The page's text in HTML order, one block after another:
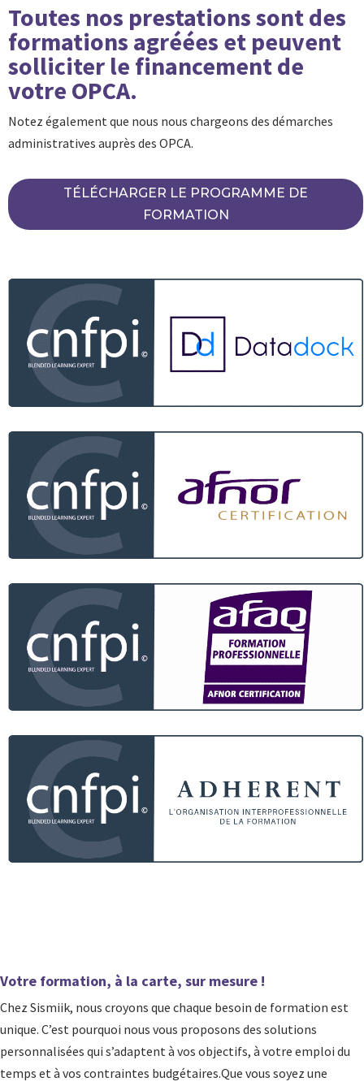
Toutes nos prestations sont des
formations agréées et peuvent
solliciter le financement de
votre OPCA.
Notez également que nous nous chargeons des démarches
administratives auprès des OPCA.
TÉLÉCHARGER LE PROGRAMME DE
FORMATION
Votre formation, à la carte, sur mesure !
Chez Sismiik, nous croyons que chaque besoin de formation est
unique. C’est pourquoi nous vous proposons des solutions
personnalisées qui s’adaptent à vos objectifs, à votre emploi du
temps et à vos contraintes budgétaires.Que vous soyez une